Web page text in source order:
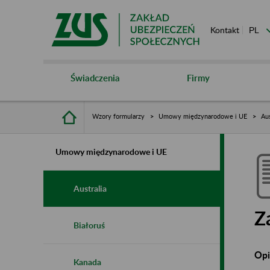
Kontakt
Świadczenia Firmy
Wzory formularzy Umowy międzynarodowe i UE
Umowy międzynarodowe i UE
Australia
Białoruś
Kanada